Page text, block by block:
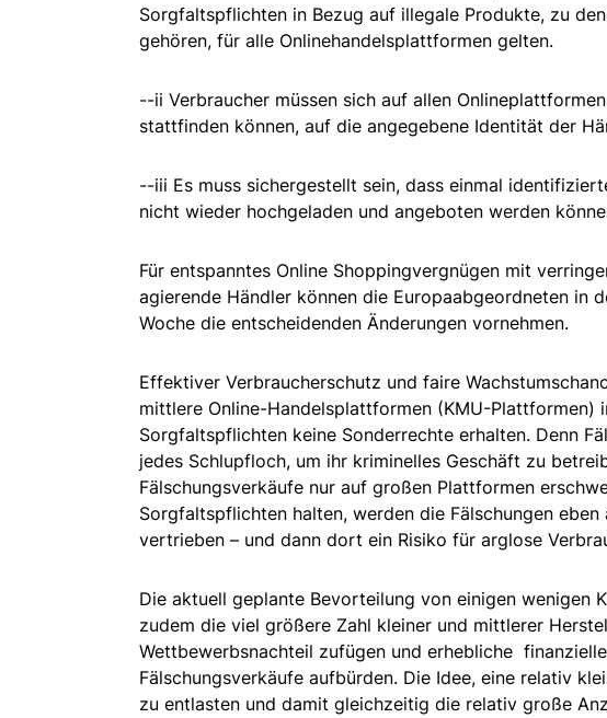
Sorgfaltspflichten in Bezug auf illegale Produkte, zu
gehören, für alle Onlinehandelsplattformen gelten.
--ii Verbraucher müssen sich auf allen
stattfinden können, auf die angegebene Identität der
--iii Es muss sichergestellt sein, dass einmal
nicht wieder hochgeladen und angeboten werden
Für entspanntes Online Shoppingvergnügen mit
agierende Händler können die Europaabgeordneten in
Woche die entscheidenden Änderungen vornehmen.
Effektiver Verbraucherschutz und faire
mittlere Online-Handelsplattformen (KMU-Plattformen)
Sorgfaltspflichten keine Sonderrechte erhalten. Denn
jedes Schlupfloch, um ihr kriminelles Geschäft zu
Fälschungsverkäufe nur auf großen Plattformen
Sorgfaltspflichten halten, werden die Fälschungen
vertrieben – und dann dort ein Risiko für arglose
Die aktuell geplante Bevorteilung von einigen wenigen
zudem die viel größere Zahl kleiner und mittlerer
Wettbewerbsnachteil zufügen und erhebliche
Fälschungsverkäufe aufbürden. Die Idee, eine relativ
zu entlasten und damit gleichzeitig die relativ große